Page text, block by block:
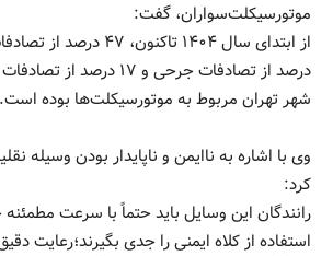
موتورسیکلت‌سواران، گفت:
درصد از تصادفات جرحی و ۱۷
شهر تهران مربوط به موتورسیکلت‌ها بوده است.
وی با اشاره به ناایمن و ناپایدار بودن وسیله
کرد:
رانندگان این وسایل باید حتماً با سرعت
استفاده از کلاه ایمنی را جدی بگیرند؛رعایت